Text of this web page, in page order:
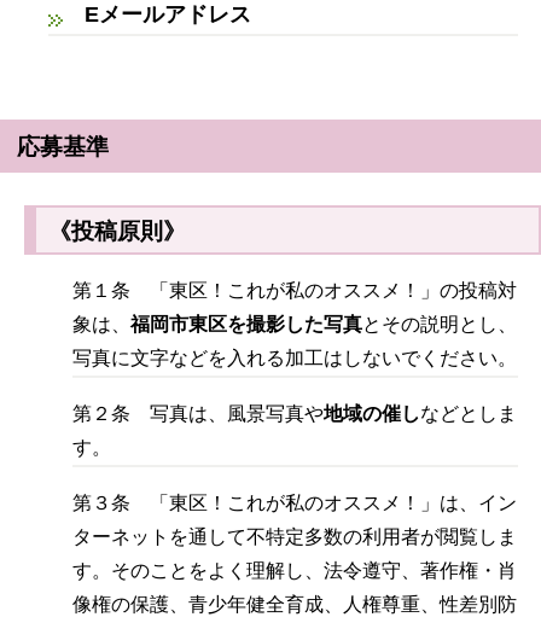
Eメールアドレス
応募基準
《投稿原則》
第１条 「東区！これが私のオススメ！」の投稿対
象は、福岡市東区を撮影した写真とその説明とし、
写真に文字などを入れる加工はしないでください。
第２条 写真は、風景写真や地域の催しなどとしま
す。
第３条 「東区！これが私のオススメ！」は、イン
ターネットを通して不特定多数の利用者が閲覧しま
す。そのことをよく理解し、法令遵守、著作権・肖
像権の保護、青少年健全育成、人権尊重、性差別防